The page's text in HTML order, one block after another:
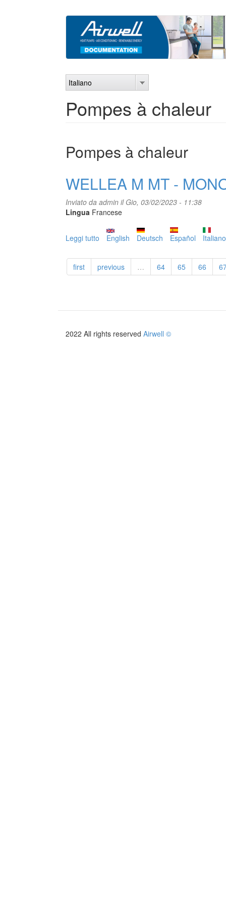
Italiano
Pompes à chaleur
Pompes à chaleur
WELLEA M MT -
Inviato da admin il Gio, 03/02/2023 - 11:38
Lingua Francese
Leggi tutto
M
MT
-
English Deutsch Español Italiano
first previous … 64 65 66
2022 All rights reserved Airwell ©